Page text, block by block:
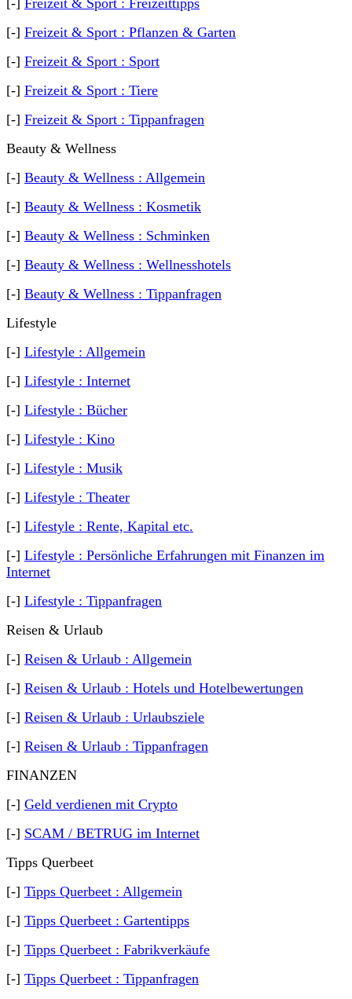
[-] Freizeit & Sport : Freizeittipps
[-] Freizeit & Sport : Pflanzen & Garten
[-] Freizeit & Sport : Sport
[-] Freizeit & Sport : Tiere
[-] Freizeit & Sport : Tippanfragen
Beauty & Wellness
[-] Beauty & Wellness : Allgemein
[-] Beauty & Wellness : Kosmetik
[-] Beauty & Wellness : Schminken
[-] Beauty & Wellness : Wellnesshotels
[-] Beauty & Wellness : Tippanfragen
Lifestyle
[-] Lifestyle : Allgemein
[-] Lifestyle : Internet
[-] Lifestyle : Bücher
[-] Lifestyle : Kino
[-] Lifestyle : Musik
[-] Lifestyle : Theater
[-] Lifestyle : Rente, Kapital etc.
[-] Lifestyle : Persönliche Erfahrungen mit Finanzen im
Internet
[-] Lifestyle : Tippanfragen
Reisen & Urlaub
[-] Reisen & Urlaub : Allgemein
[-] Reisen & Urlaub : Hotels und Hotelbewertungen
[-] Reisen & Urlaub : Urlaubsziele
[-] Reisen & Urlaub : Tippanfragen
FINANZEN
[-] Geld verdienen mit Crypto
[-] SCAM / BETRUG im Internet
Tipps Querbeet
[-] Tipps Querbeet : Allgemein
[-] Tipps Querbeet : Gartentipps
[-] Tipps Querbeet : Fabrikverkäufe
[-] Tipps Querbeet : Tippanfragen